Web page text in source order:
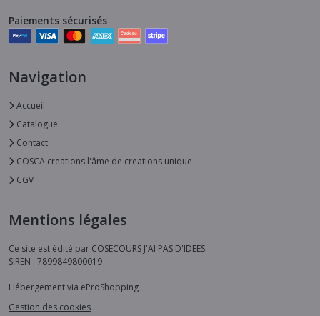
Paiements sécurisés
Navigation
Accueil
Catalogue
Contact
COSCA creations l'âme de creations unique
CGV
Mentions légales
Ce site est édité par COSECOURS J'AI PAS D'IDEES.
SIREN : 7899849800019
Hébergement via eProShopping
Gestion des cookies